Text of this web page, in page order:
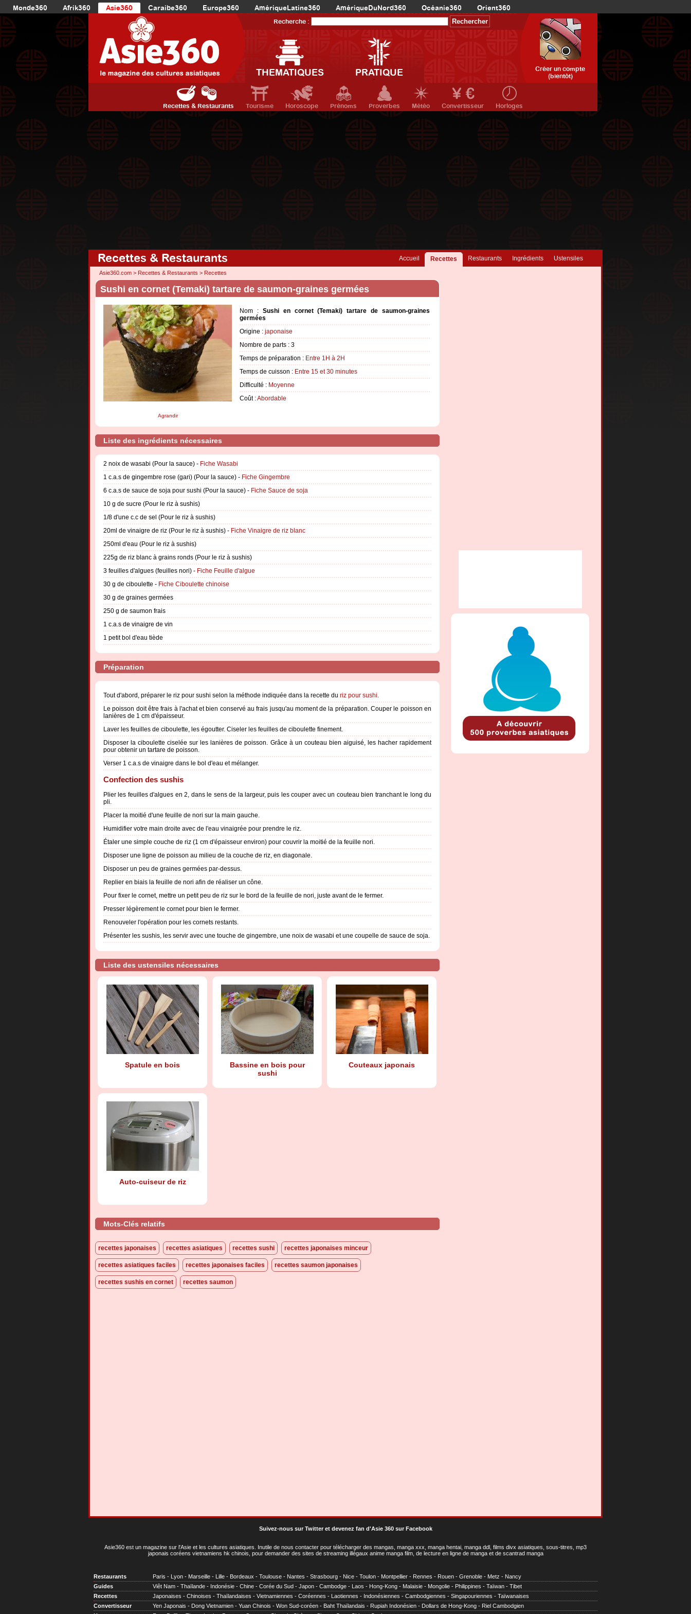
Monde360 Afrik360 Asie360 Caraibe360 Europe360 AmériqueLatine360 AmériqueDuNord360 Océanie360 Orient360
Recherche :
THEMATIQUES PRATIQUE
Créer un compte
(bientôt)
Recettes & Restaurants Tourisme Horoscope Prénoms Proverbes Météo Convertisseur Horloges
Recettes & Restaurants Ustensiles
Ingrédients
Restaurants
Recettes
Accueil
Asie360.com > Recettes & Restaurants > Recettes
Sushi en cornet (Temaki) tartare de saumon-graines germées
Agrandir
Nom : Sushi en cornet (Temaki) tartare de saumon-graines
germées
Origine : japonaise
Nombre de parts : 3
Temps de préparation : Entre 1H à 2H
Temps de cuisson : Entre 15 et 30 minutes
Difficulté : Moyenne
Coût :Abordable
Liste des ingrédients nécessaires
2 noix de wasabi (Pour la sauce) - Fiche Wasabi
1 c.a.s de gingembre rose (gari) (Pour la sauce) - Fiche Gingembre
6 c.a.s de sauce de soja pour sushi (Pour la sauce) - Fiche Sauce de soja
10 g de sucre (Pour le riz à sushis)
1/8 d'une c.c de sel (Pour le riz à sushis)
20ml de vinaigre de riz (Pour le riz à sushis) - Fiche Vinaigre de riz blanc
250ml d'eau (Pour le riz à sushis)
225g de riz blanc à grains ronds (Pour le riz à sushis)
3 feuilles d'algues (feuilles nori) - Fiche Feuille d'algue
30 g de ciboulette - Fiche Ciboulette chinoise
30 g de graines germées
250 g de saumon frais
1 c.a.s de vinaigre de vin
1 petit bol d'eau tiède
Préparation
Tout d'abord, préparer le riz pour sushi selon la méthode indiquée dans la recette du riz pour sushi.
Le poisson doit être frais à l'achat et bien conservé au frais jusqu'au moment de la préparation. Couper le poisson en
lanières de 1 cm d'épaisseur.
Laver les feuilles de ciboulette, les égoutter. Ciseler les feuilles de ciboulette finement.
Disposer la ciboulette ciselée sur les lanières de poisson. Grâce à un couteau bien aiguisé, les hacher rapidement
pour obtenir un tartare de poisson.
Verser 1 c.a.s de vinaigre dans le bol d'eau et mélanger.
Confection des sushis
Plier les feuilles d'algues en 2, dans le sens de la largeur, puis les couper avec un couteau bien tranchant le long du
pli.
Placer la moitié d'une feuille de nori sur la main gauche.
Humidifier votre main droite avec de l'eau vinaigrée pour prendre le riz.
Étaler une simple couche de riz (1 cm d'épaisseur environ) pour couvrir la moitié de la feuille nori.
Disposer une ligne de poisson au milieu de la couche de riz, en diagonale.
Disposer un peu de graines germées par-dessus.
Replier en biais la feuille de nori afin de réaliser un cône.
Pour fixer le cornet, mettre un petit peu de riz sur le bord de la feuille de nori, juste avant de le fermer.
Presser légèrement le cornet pour bien le fermer.
Renouveler l'opération pour les cornets restants.
Présenter les sushis, les servir avec une touche de gingembre, une noix de wasabi et une coupelle de sauce de soja.
Liste des ustensiles nécessaires
Spatule en bois
Bassine en bois pour
sushi
Couteaux japonais
Auto-cuiseur de riz
Mots-Clés relatifs
recettes japonaises recettes asiatiques recettes sushi recettes japonaises minceur
recettes asiatiques faciles recettes japonaises faciles recettes saumon japonaises
recettes sushis en cornet recettes saumon
Suivez-nous sur Twitteret devenez fan d'Asie 360 sur Facebook
Asie360 est un magazine sur l'Asie et les cultures asiatiques . Inutile de nous contacter pour télécharger des mangas, manga xxx, manga hentai, manga ddl, films divx asiatiques, sous-titres, mp3
japonais coréens vietnamiens hk chinois, pour demander des sites de streaming illégaux anime manga film, de lecture en ligne de manga et de scantrad manga
Restaurants Paris - Lyon - Marseille - Lille - Bordeaux - Toulouse - Nantes - Strasbourg - Nice - Toulon - Montpellier - Rennes - Rouen - Grenoble - Metz - Nancy
Guides
Viêt Nam - Thaïlande - Indonésie - Chine - Corée du Sud - Japon - Cambodge - Laos - Hong-Kong - Malaisie - Mongolie - Philippines - Taïwan - Tibet
Recettes
Japonaises - Chinoises - Thaïlandaises - Vietnamiennes - Coréennes - Laotiennes - Indonésiennes - Cambodgiennes - Singapouriennes - Taïwanaises
Convertisseur
Yen Japonais - Dong Vietnamien - Yuan Chinois - Won Sud-coréen - Baht Thaïlandais - Rupiah Indonésien - Dollars de Hong-Kong - Riel Cambodgien